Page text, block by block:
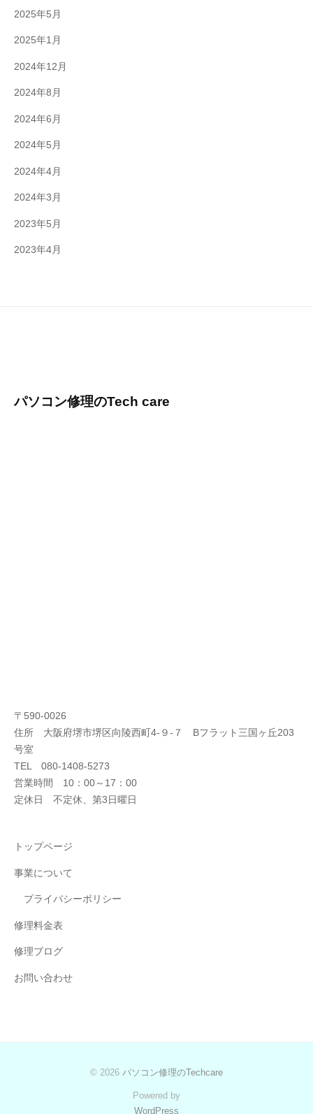
2025年5月
2025年1月
2024年12月
2024年8月
2024年6月
2024年5月
2024年4月
2024年3月
2023年5月
2023年4月
パソコン修理のTech care
〒590-0026
住所 大阪府堺市堺区向陵西町4-９-７ Bフラット三国ヶ丘203
号室
TEL 080-1408-5273
営業時間 10：00～17：00
定休日 不定休、第3日曜日
トップページ
事業について
プライバシーポリシー
修理料金表
修理ブログ
お問い合わせ
© 2026 パソコン修理のTechcare
Powered by
WordPress